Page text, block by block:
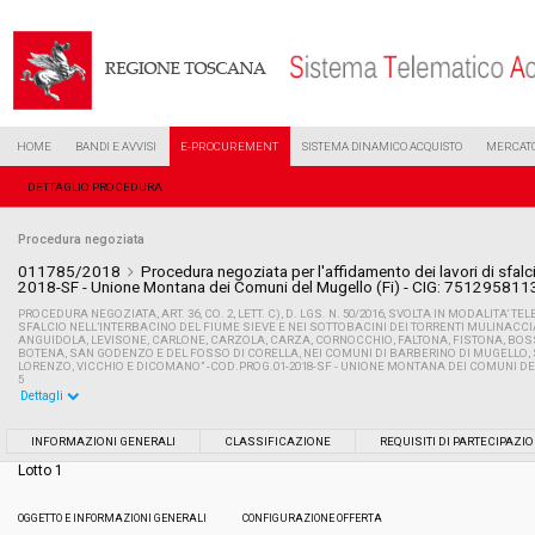
HOME BANDI E AVVISI E-PROCUREMENT SISTEMA DINAMICO ACQUISTO
DETTAGLIO PROCEDURA
Procedura negoziata
011785/2018
Procedura negoziata per l'affidamento dei lavori di
2018-SF - Unione Montana dei Comuni del Mugello (Fi) - CIG:
PROCEDURA NEGOZIATA, ART. 36, CO. 2, LETT. C), D. LGS. N. 50/2016, SVOLTA IN MODALITA’
SFALCIO NELL’INTERBACINO DEL FIUME SIEVE E NEI SOTTOBACINI DEI TORRENTI
ANGUIDOLA, LEVISONE, CARLONE, CARZOLA, CARZA, CORNOCCHIO, FALTONA, FISTONA,
BOTENA, SAN GODENZO E DEL FOSSO DI CORELLA, NEI COMUNI DI BARBERINO DI
LORENZO, VICCHIO E DICOMANO” -COD.PROG.01-2018-SF - UNIONE MONTANA DEI COMUNI
5
Tipo di contratto:
Dettagli
INFORMAZIONI GENERALI CLASSIFICAZIONE REQUISITI DI
Lotto 1
OGGETTO E INFORMAZIONI GENERALI CONFIGURAZIONE OFFERTA